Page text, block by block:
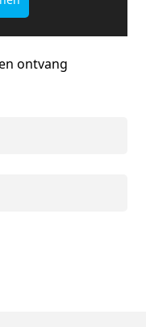
ontvang